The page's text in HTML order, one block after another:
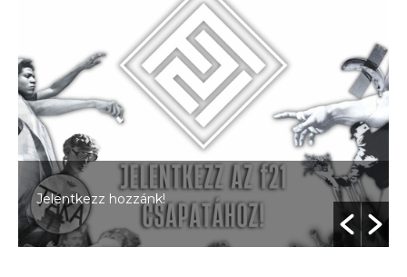
Jelentkezz hozzánk!